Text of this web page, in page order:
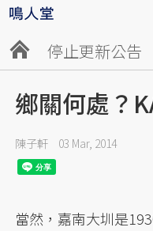
停止更新公告
鄉關何處？
陳子軒 03 Mar, 2014
當然，嘉南大圳是